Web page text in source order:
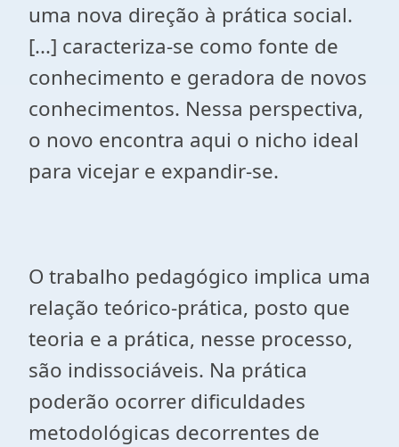
uma nova direção à prática social.
[...] caracteriza-se como fonte de
conhecimento e geradora de novos
conhecimentos. Nessa perspectiva,
o novo encontra aqui o nicho ideal
para vicejar e expandir-se.
O trabalho pedagógico implica uma
relação teórico-prática, posto que
teoria e a prática, nesse processo,
são indissociáveis. Na prática
poderão ocorrer dificuldades
metodológicas decorrentes de